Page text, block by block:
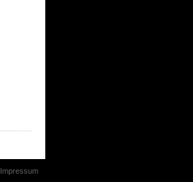
Impressum